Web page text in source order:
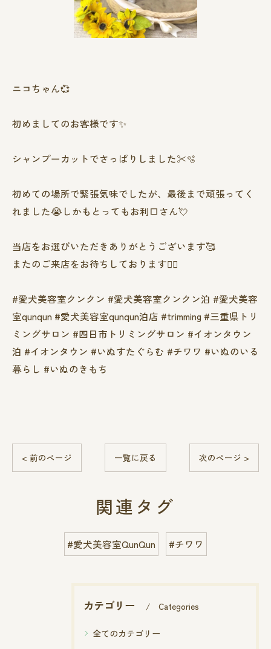
ニコちゃん💞
初めましてのお客様です✨
シャンプーカットでさっぱりしました✂️🫧
初めての場所で緊張気味でしたが、最後まで頑張ってく
れました😭しかもとってもお利口さん💘
当店をお選びいただきありがとうございます🥰
またのご来店をお待ちしております🙇‍♀️
#愛犬美容室クンクン #愛犬美容室クンクン泊 #愛犬美容
室qunqun #愛犬美容室qunqun泊店 #trimming #三重県トリ
ミングサロン #四日市トリミングサロン #イオンタウン
泊 #イオンタウン #いぬすたぐらむ #チワワ #いぬのいる
暮らし #いぬのきもち
< 前のページ 一覧に戻る 次のページ >
関連タグ
#愛犬美容室QunQun #チワワ
カテゴリー Categories
全てのカテゴリー